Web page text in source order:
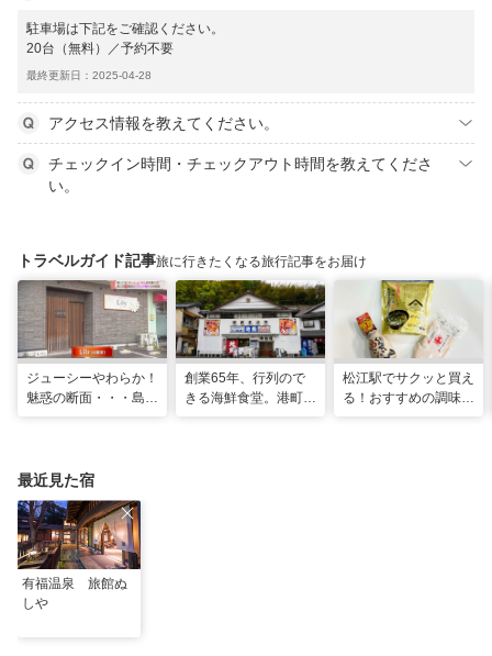
駐車場は下記をご確認ください。
20台（無料）／予約不要
最終更新日：2025-04-28
アクセス情報を教えてください。
チェックイン時間・チェックアウト時間を教えてくださ
い。
トラベルガイド記事旅に行きたくなる旅行記事をお届け
ジューシーやわらか！
魅惑の断面・・・島根
創業65年、行列ので
きる海鮮食堂。港町で
松江駅でサクッと買え
る！おすすめの調味料
最近見た宿
有福温泉 旅館ぬ
しや